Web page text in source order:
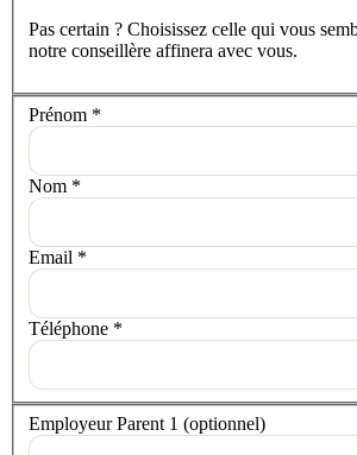
Pas certain ? Choisissez celle qui vous
notre conseillère affinera avec vous.
Vos coordonnées
Prénom *
Nom *
Email *
Téléphone *
Votre situation
Employeur Parent 1 (optionnel)